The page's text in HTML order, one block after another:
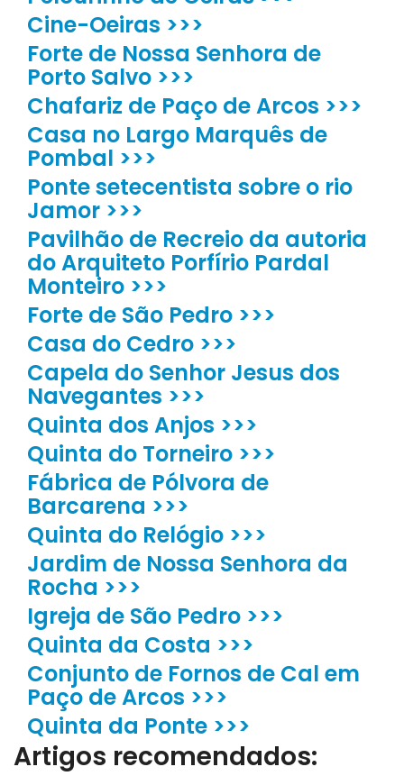
Cine-Oeiras >>>
Forte de Nossa Senhora de
Porto Salvo >>>
Chafariz de Paço de Arcos >>>
Casa no Largo Marquês de
Pombal >>>
Ponte setecentista sobre o rio
Jamor >>>
Pavilhão de Recreio da autoria
do Arquiteto Porfírio Pardal
Monteiro >>>
Forte de São Pedro >>>
Casa do Cedro >>>
Capela do Senhor Jesus dos
Navegantes >>>
Quinta dos Anjos >>>
Quinta do Torneiro >>>
Fábrica de Pólvora de
Barcarena >>>
Quinta do Relógio >>>
Jardim de Nossa Senhora da
Rocha >>>
Igreja de São Pedro >>>
Quinta da Costa >>>
Conjunto de Fornos de Cal em
Paço de Arcos >>>
Quinta da Ponte >>>
Artigos recomendados: